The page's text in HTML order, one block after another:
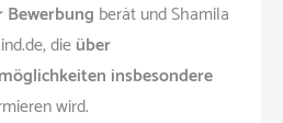
Bewerbung berät und Shamila
dieüber
insbesondere
wird.